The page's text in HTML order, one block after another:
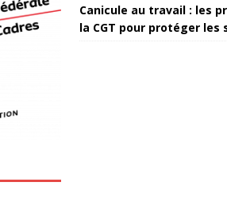
Canicule au travail : les
la CGT pour protéger les